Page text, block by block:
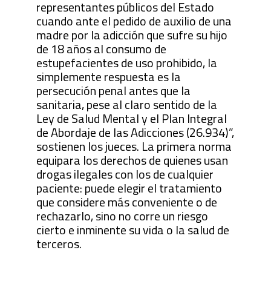
representantes públicos del Estado
cuando ante el pedido de auxilio de una
madre por la adicción que sufre su hijo
de 18 años al consumo de
estupefacientes de uso prohibido, la
simplemente respuesta es la
persecución penal antes que la
sanitaria, pese al claro sentido de la
Ley de Salud Mental y el Plan Integral
de Abordaje de las Adicciones (26.934)”,
sostienen los jueces. La primera norma
equipara los derechos de quienes usan
drogas ilegales con los de cualquier
paciente: puede elegir el tratamiento
que considere más conveniente o de
rechazarlo, sino no corre un riesgo
cierto e inminente su vida o la salud de
terceros.